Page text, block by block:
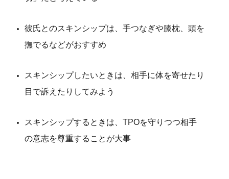
彼氏とのスキンシップは、手つなぎや膝枕、頭を
撫でるなどがおすすめ
スキンシップしたいときは、相手に体を寄せたり
目で訴えたりしてみよう
スキンシップするときは、TPOを守りつつ相手
の意志を尊重することが大事